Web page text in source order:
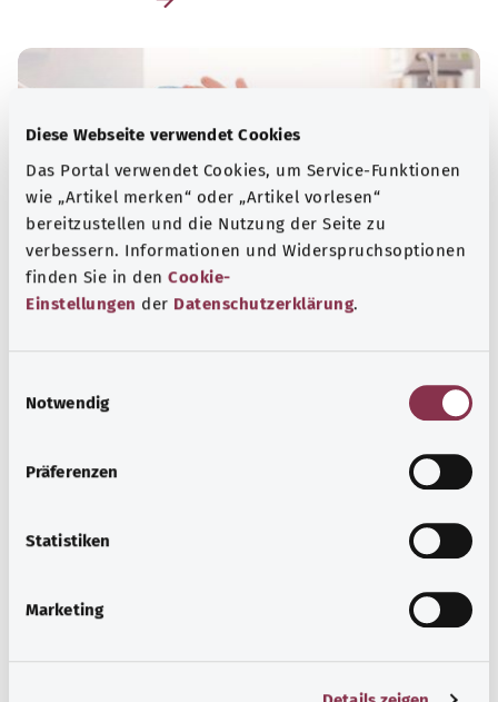
Diese Webseite verwendet Cookies
Das Portal verwendet Cookies, um Service-Funktionen
wie „Artikel merken“ oder „Artikel vorlesen“
bereitzustellen und die Nutzung der Seite zu
verbessern. Informationen und Widerspruchsoptionen
finden Sie in den Cookie-
Einstellungen der Datenschutzerklärung.
Notwendig
Präferenzen
Statistiken
Marketing
Retten und helfen
Es gibt viele Möglichkeiten, anderen Menschen in
gesundheitlichen Notlagen zu helfen oder sogar ihr
oder Herzdruckmassage.